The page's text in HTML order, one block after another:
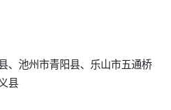
、池州市青阳县、乐山市五通桥
县